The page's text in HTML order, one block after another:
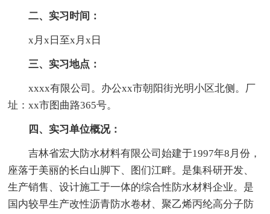
二、实习时间：
x月x日至x月x日
三、实习地点：
xxxx有限公司。办公xx市朝阳街光明小区北侧。厂
址：xx市图曲路365号。
四、实习单位概况：
吉林省宏大防水材料有限公司始建于1997年8月份，
座落于美丽的长白山脚下、图们江畔。是集科研开发、
生产销售、设计施工于一体的综合性防水材料企业。是
国内较早生产改性沥青防水卷材、聚乙烯丙纶高分子防